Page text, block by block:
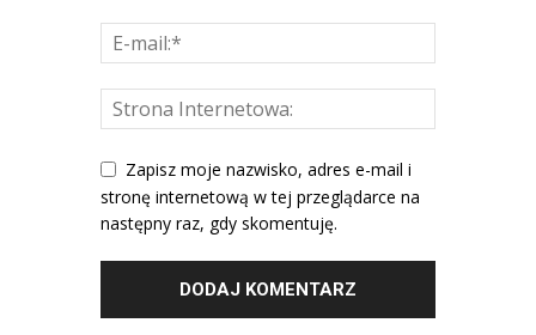
Zapisz moje nazwisko, adres e-mail i
stronę internetową w tej przeglądarce na
następny raz, gdy skomentuję.